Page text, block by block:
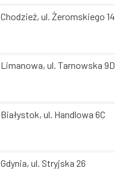
Chodzież, ul. Żeromskiego 14
Limanowa, ul. Tarnowska 9D
Białystok, ul. Handlowa 6C
Gdynia, ul. Stryjska 26